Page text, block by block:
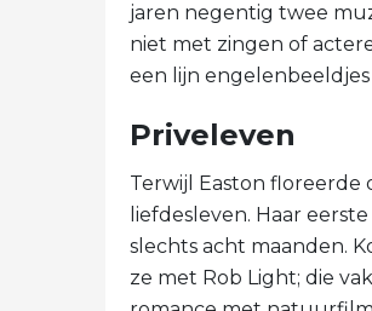
jaren negentig twee
niet met zingen of
een lijn
Priveleven
Terwijl Easton floreerde
liefdesleven. Haar
slechts acht maanden.
ze met Rob Light; die